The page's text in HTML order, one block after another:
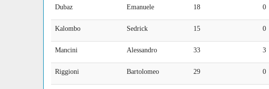
Dubaz Emanuele 18 0
Kalombo Sedrick 15 0
Mancini Alessandro 33 3
Riggioni Bartolomeo 29 0